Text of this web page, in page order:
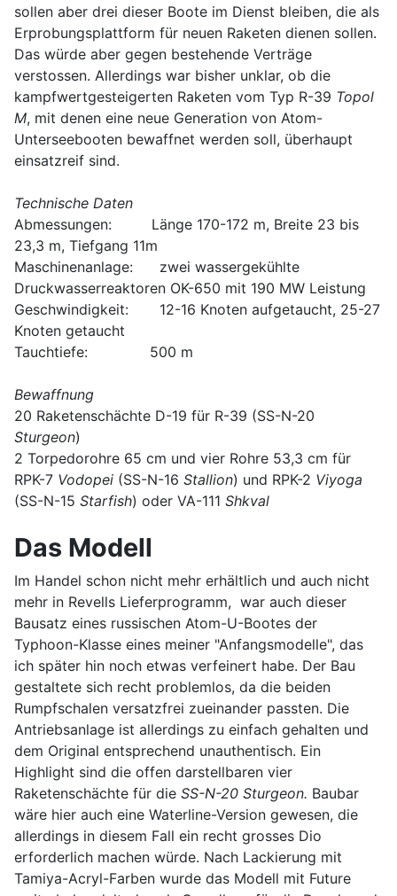
sollen aber drei dieser Boote im Dienst bleiben, die als
Erprobungsplattform für neuen Raketen dienen sollen.
Das würde aber gegen bestehende Verträge
verstossen. Allerdings war bisher unklar, ob die
kampfwertgesteigerten Raketen vom Typ R-39 Topol
M, mit denen eine neue Generation von Atom-
Unterseebooten bewaffnet werden soll, überhaupt
einsatzreif sind.
Technische Daten
Abmessungen: Länge 170-172 m, Breite 23 bis
23,3 m, Tiefgang 11m
Maschinenanlage: zwei wassergekühlte
Druckwasserreaktoren OK-650 mit 190 MW Leistung
Geschwindigkeit: 12-16 Knoten aufgetaucht, 25-27
Knoten getaucht
Tauchtiefe: 500 m
Bewaffnung
20 Raketenschächte D-19 für R-39 (SS-N-20
Sturgeon)
2 Torpedorohre 65 cm und vier Rohre 53,3 cm für
RPK-7 Vodopei (SS-N-16 Stallion) und RPK-2 Viyoga
(SS-N-15 Starfish) oder VA-111 Shkval
Das Modell
Im Handel schon nicht mehr erhältlich und auch nicht
mehr in Revells Lieferprogramm, war auch dieser
Bausatz eines russischen Atom-U-Bootes der
Typhoon-Klasse eines meiner "Anfangsmodelle", das
ich später hin noch etwas verfeinert habe. Der Bau
gestaltete sich recht problemlos, da die beiden
Rumpfschalen versatzfrei zueinander passten. Die
Antriebsanlage ist allerdings zu einfach gehalten und
dem Original entsprechend unauthentisch. Ein
Highlight sind die offen darstellbaren vier
Raketenschächte für die SS-N-20 Sturgeon. Baubar
wäre hier auch eine Waterline-Version gewesen, die
allerdings in diesem Fall ein recht grosses Dio
erforderlich machen würde. Nach Lackierung mit
Tamiya-Acryl-Farben wurde das Modell mit Future